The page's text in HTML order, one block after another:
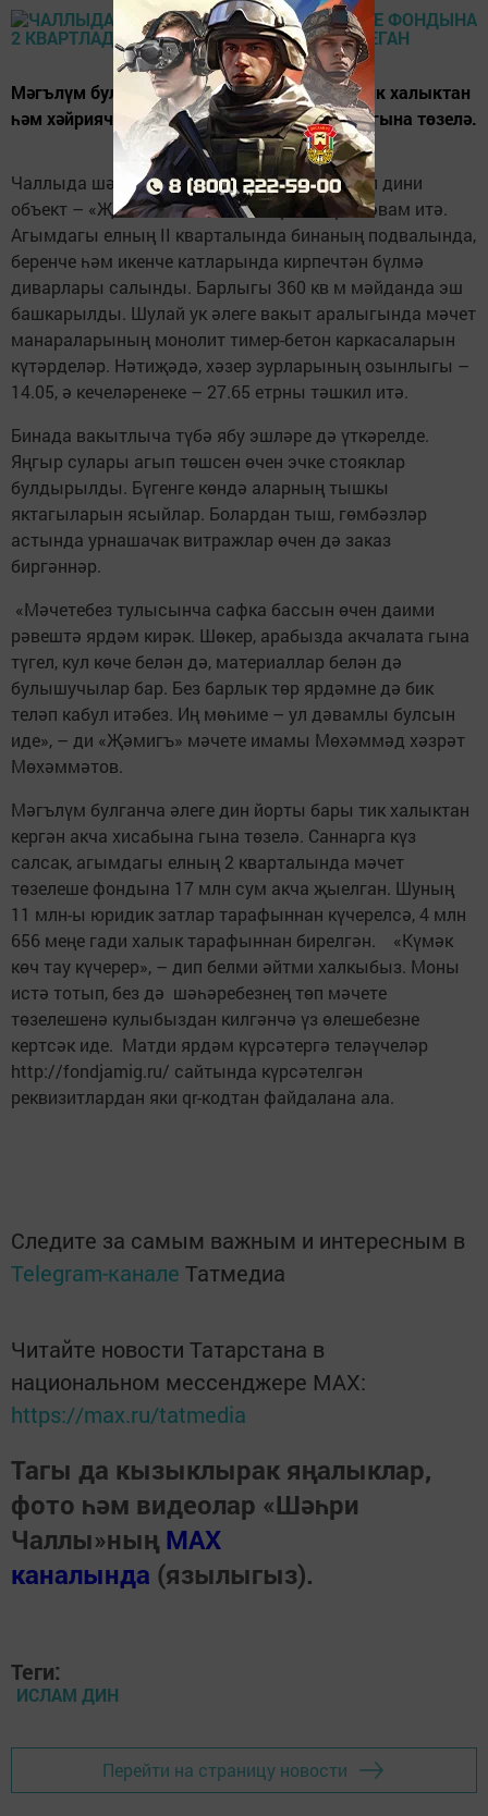
Мәгълүм булганча әлеге дин йорты бары тик халыктан
һәм хәйриячеләрдән кергән акча хисабына гына төзелә.
Чаллыда шәһәрнең йөзек кашы булачак төп дини
объект – «Җәмигъ» мәчетен төзү эшләре дәвам итә.
Агымдагы елның II кварталында бинаның подвалында,
беренче һәм икенче катларында кирпечтән бүлмә
диварлары салынды. Барлыгы 360 кв м мәйданда эш
башкарылды. Шулай ук әлеге вакыт аралыгында мәчет
манараларының монолит тимер-бетон каркасаларын
күтәрделәр. Нәтиҗәдә, хәзер зурларының озынлыгы –
14.05, ә кечеләренеке – 27.65 етрны тәшкил итә.
Бинада вакытлыча түбә ябу эшләре дә үткәрелде.
Яңгыр сулары агып төшсен өчен эчке стояклар
булдырылды. Бүгенге көндә аларның тышкы
яктагыларын ясыйлар. Болардан тыш, гөмбәзләр
астында урнашачак витражлар өчен дә заказ
биргәннәр.
«Мәчетебез тулысынча сафка бассын өчен даими
рәвештә ярдәм кирәк. Шөкер, арабызда акчалата гына
түгел, кул көче белән дә, материаллар белән дә
булышучылар бар. Без барлык төр ярдәмне дә бик
теләп кабул итәбез. Иң мөһиме – ул дәвамлы булсын
иде», – ди «Җәмигъ» мәчете имамы Мөхәммәд хәзрәт
Мөхәммәтов.
Мәгълүм булганча әлеге дин йорты бары тик халыктан
кергән акча хисабына гына төзелә. Саннарга күз
салсак, агымдагы елның 2 кварталында мәчет
төзелеше фондына 17 млн сум акча җыелган. Шуның
11 млн-ы юридик затлар тарафыннан күчерелсә, 4 млн
656 меңе гади халык тарафыннан бирелгән. «Күмәк
көч тау күчерер», – дип белми әйтми халкыбыз. Моны
истә тотып, без дә шәһәребезнең төп мәчете
төзелешенә кулыбыздан килгәнчә үз өлешебезне
кертсәк иде. Матди ярдәм күрсәтергә теләүчеләр
http://fondjamig.ru/ сайтында күрсәтелгән
реквизитлардан яки qr-кодтан файдалана ала.
Следите за самым важным и интересным в
Telegram-канале Татмедиа
Читайте новости Татарстана в
национальном мессенджере MАХ:
https://max.ru/tatmedia
Тагы да кызыклырак яңалыклар,
фото һәм видеолар «Шәһри
Чаллы»ның MAX
каналында (язылыгыз).
Теги:
ИСЛАМ ДИН
Перейти на страницу новости